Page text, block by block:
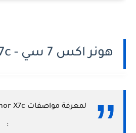
هونر اكس 7 سي - Honor X7c
: